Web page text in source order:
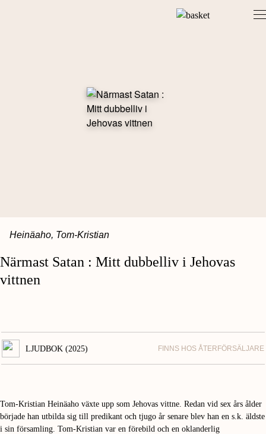
Heinäaho, Tom-Kristian
Närmast Satan : Mitt dubbelliv i Jehovas
vittnen
LJUDBOK (2025) FINNS HOS ÅTERFÖRSÄLJARE
Tom-Kristian Heinäaho växte upp som Jehovas vittne. Redan vid sex års ålder
började han utbilda sig till predikant och tjugo år senare blev han en s.k. äldste
i sin församling. Tom-Kristian var en förebild och en oklanderlig